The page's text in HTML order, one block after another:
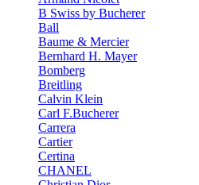
B Swiss by Bucherer
Ball
Baume & Mercier
Bernhard H. Mayer
Bomberg
Breitling
Calvin Klein
Carl F.Bucherer
Carrera
Cartier
Certina
CHANEL